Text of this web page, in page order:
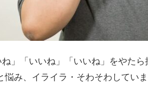
」「いいね」「いいね」をやた
み、イライラ・そわそわしてい